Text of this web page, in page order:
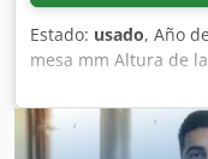
Estado: usado, Año
mesa mm Altura de
Número de discos 2
la máquina aprox.
m A N O T I Ó N